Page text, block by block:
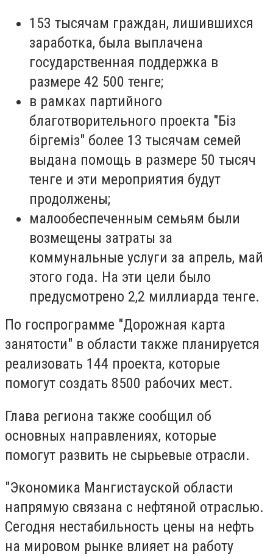
153 тысячам граждан, лишившихся
заработка, была выплачена
государственная поддержка в
размере 42 500 тенге;
в рамках партийного
благотворительного проекта "Біз
біргеміз" более 13 тысячам семей
выдана помощь в размере 50 тысяч
тенге и эти мероприятия будут
продолжены;
малообеспеченным семьям были
возмещены затраты за
коммунальные услуги за апрель, май
этого года. На эти цели было
предусмотрено 2,2 миллиарда тенге.
По госпрограмме "Дорожная карта
занятости" в области также планируется
реализовать 144 проекта, которые
помогут создать 8500 рабочих мест.
Глава региона также сообщил об
основных направлениях, которые
помогут развить не сырьевые отрасли.
"Экономика Мангистауской области
напрямую связана с нефтяной отраслью.
Сегодня нестабильность цены на нефть
на мировом рынке влияет на работу